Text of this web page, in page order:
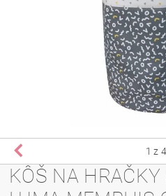
1 z 4
KÔŠ NA